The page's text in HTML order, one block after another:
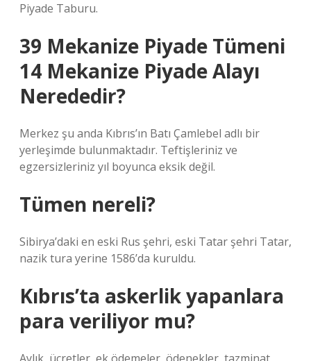
Piyade Taburu.
39 Mekanize Piyade Tümeni
14 Mekanize Piyade Alayı
Nerededir?
Merkez şu anda Kıbrıs’ın Batı Çamlebel adlı bir
yerleşimde bulunmaktadır. Teftişleriniz ve
egzersizleriniz yıl boyunca eksik değil.
Tümen nereli?
Sibirya’daki en eski Rus şehri, eski Tatar şehri Tatar,
nazik tura yerine 1586’da kuruldu.
Kıbrıs’ta askerlik yapanlara
para veriliyor mu?